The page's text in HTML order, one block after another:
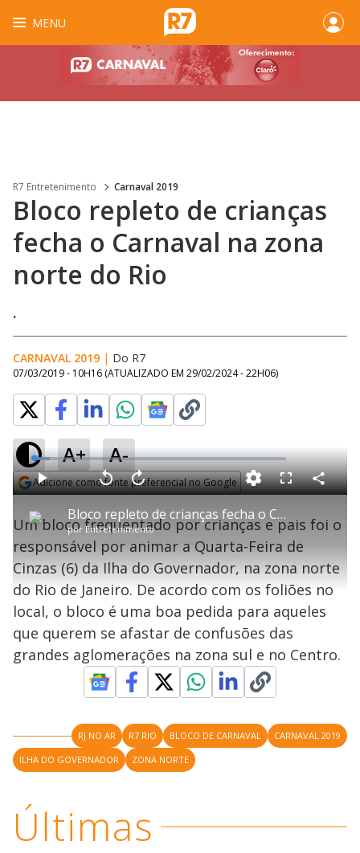
MENU
R7 Entretenimento Carnaval 2019
Bloco repleto de crianças
fecha o Carnaval na zona
norte do Rio
.
CARNAVAL 2019 | Do R7
07/03/2019 - 10H16 (ATUALIZADO EM 29/02/2024 - 22H06)
A+ A-
Adicione como fonte preferencial no Google
P
l
a
y
V
i
d
Bloco repleto de crianças fecha o Carnaval na zona norte do Rio
por Entretenimento
P V
t
a
r
0
e
g
n
d
A
a
n
ç
a
1
s
e
o
s
L
o
a
d
e
6
3
1
%
F
s
c
e
n
C
o
a
r
a
Um bloco frequentado por crianças e pais foi o
responsável por animar a Quarta-Feira de
Cinzas (6) da Ilha do Governador, na zona norte
do Rio de Janeiro. De acordo com os foliões no
local, o bloco é uma boa pedida para aqueles
que querem se afastar de confusões das
grandes aglomerações na zona sul e no Centro.
RJ NO AR R7 RIO BLOCO DE CARNAVAL
CARNAVAL 2019
ILHA DO GOVERNADOR
ZONA NORTE
Últimas